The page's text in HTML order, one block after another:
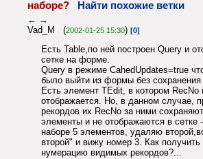
наборе?
Найти похожие ветки
← →
Vad_M (2002-01-25 15:30) [0]
Есть Table,по ней построен Query и
сетке на форме.
Query в режиме CahedUpdates=true
было выйти из формы без сохранения
Есть элемент TEdit, в котором RecNo
отображается. Но, в данном случае,
рекордов их RecNo за ними
элементы и не отображаются в сетке
наборе 5 элементов, удаляю
второй" и вижу номер 3. Как
нумерацию видимых рекордов?...